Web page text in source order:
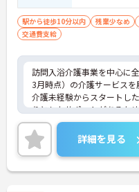
駅から徒歩10分以内 残業少なめ
交通費支給
訪問入浴介護事業を中心に
3月時点）の介護サービスを
介護未経験からスタートし
りとしたサポートがあるた
けます。お風呂に入れなく
差し伸べてあげられるとて
です。ご興味ある方には、
さらに詳細をお話しいたし
ください！
詳細を見る